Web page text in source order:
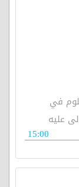
في
عليه
15:00